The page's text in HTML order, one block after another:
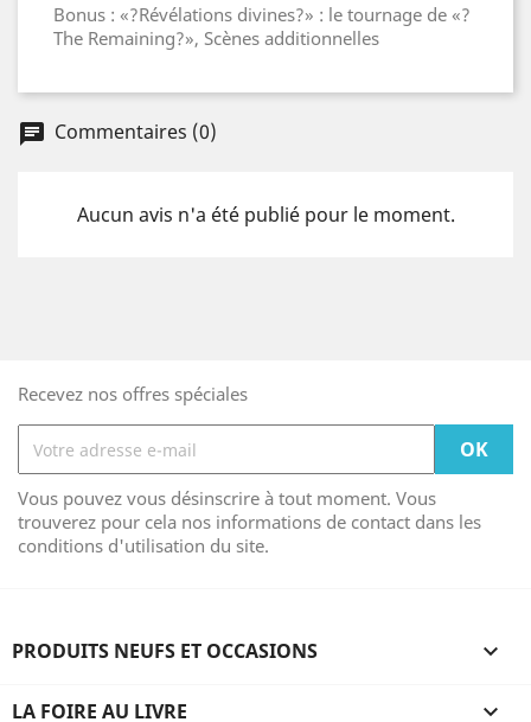
Bonus : «?Révélations divines?» : le tournage de «?
The Remaining?», Scènes additionnelles
Commentaires (0)
Aucun avis n'a été publié pour le moment.
Recevez nos offres spéciales
Vous pouvez vous désinscrire à tout moment. Vous
trouverez pour cela nos informations de contact dans les
conditions d'utilisation du site.
PRODUITS NEUFS ET OCCASIONS 
LA FOIRE AU LIVRE 